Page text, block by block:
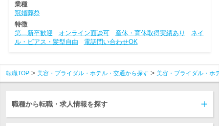
業種
冠婚葬祭
特徴
第二新卒歓迎
オンライン面談可 産休・育休取得実績あり
ネイ
ル・ピアス・髪型自由
電話問い合わせOK
転職TOP 美容・ブライダル・ホテル・交通から探す 美容・ブライダル・ホ
職種から転職・求人情報を探す